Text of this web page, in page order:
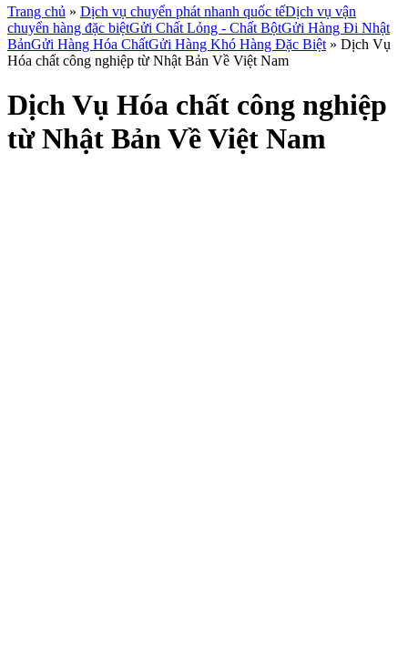
Trang chủ » Dịch vụ chuyển phát nhanh quốc tếDịch vụ vận
chuyển hàng đặc biệtGửi Chất Lỏng - Chất BộtGửi Hàng Đi Nhật
BảnGửi Hàng Hóa ChấtGửi Hàng Khó Hàng Đặc Biệt » Dịch Vụ
Hóa chất công nghiệp từ Nhật Bản Về Việt Nam
Dịch Vụ Hóa chất công nghiệp
từ Nhật Bản Về Việt Nam